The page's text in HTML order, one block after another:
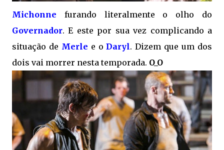
Michonne furando literalmente o olho do
Governador. E este por sua vez complicando a
situação de Merle e oDaryl. Dizem que um dos
dois vai morrer nesta temporada. O_O